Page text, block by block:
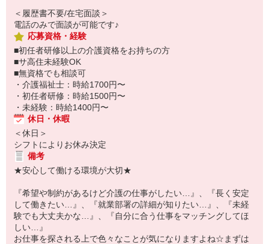
＜履歴書不要/在宅面談＞
電話のみで面談が可能です♪
応募資格・経験
■初任者研修以上の介護資格をお持ちの方
■サ高住未経験OK
■無資格でも相談可
・介護福祉士：時給1700円〜
・初任者研修：時給1500円〜
・未経験：時給1400円〜
休日・休暇
＜休日＞
シフトによりお休み決定
備考
★安心して働ける環境が大切★
『希望や制約があるけど介護の仕事がしたい…』、『長く安定
して働きたい…』、『就業部署の詳細が知りたい…』、『未経
験でも大丈夫かな…』、『自分に合う仕事をマッチングしてほ
しい…』
お仕事を探される上で色々なことが気になりますよね☆まずは